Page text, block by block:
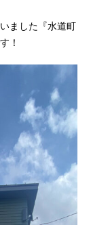
ました『水道町
！